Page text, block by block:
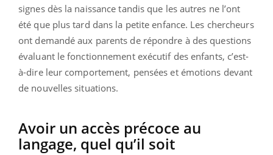
signes dès la naissance tandis que les autres ne l’ont
été que plus tard dans la petite enfance. Les chercheurs
ont demandé aux parents de répondre à des questions
évaluant le fonctionnement exécutif des enfants, c’est-
à-dire leur comportement, pensées et émotions devant
de nouvelles situations.
Avoir un accès précoce au
langage, quel qu’il soit